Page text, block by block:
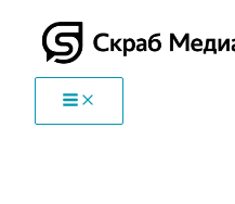
Перейти
содержимому